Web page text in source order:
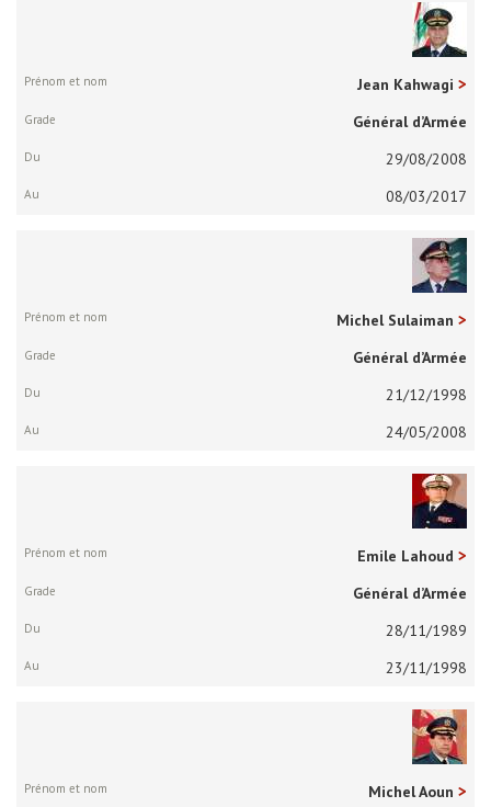
Jean Kahwagi
Général d’Armée
29/08/2008
08/03/2017
Michel Sulaiman
Général d’Armée
21/12/1998
24/05/2008
Emile Lahoud
Général d’Armée
28/11/1989
23/11/1998
Michel Aoun